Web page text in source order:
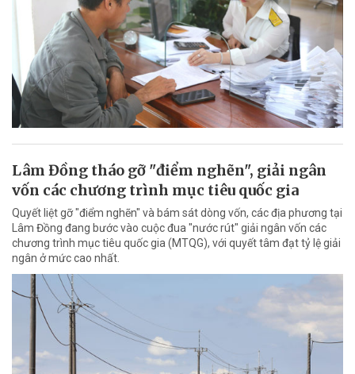
Lâm Đồng tháo gỡ "điểm nghẽn", giải ngân
vốn các chương trình mục tiêu quốc gia
Quyết liệt gỡ "điểm nghẽn" và bám sát dòng vốn, các địa phương tại
Lâm Đồng đang bước vào cuộc đua "nước rút" giải ngân vốn các
chương trình mục tiêu quốc gia (MTQG), với quyết tâm đạt tỷ lệ giải
ngân ở mức cao nhất.